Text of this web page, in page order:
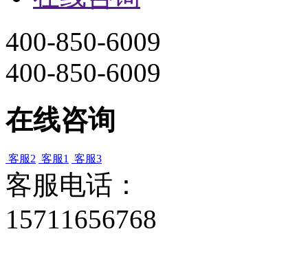
400-850-6009
400-850-6009
在线咨询
客服2 客服1 客服3
客服电话：
15711656768